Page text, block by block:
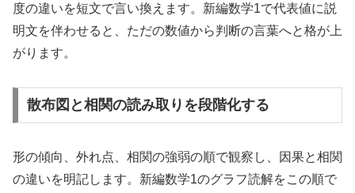
度の違いを短文で言い換えます。新編数学1で代表値に説
明文を伴わせると、ただの数値から判断の言葉へと格が上
がります。
散布図と相関の読み取りを段階化する
形の傾向、外れ点、相関の強弱の順で観察し、因果と相関
の違いを明記します。新編数学1のグラフ読解をこの順で